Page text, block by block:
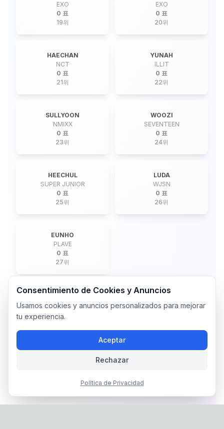
EXO
0 표
19위
EXO
0 표
20위
HAECHAN
NCT
0 표
21위
YUNAH
ILLIT
0 표
22위
SULLYOON
NMIXX
0 표
23위
WOOZI
SEVENTEEN
0 표
24위
HEECHUL
SUPER JUNIOR
0 표
25위
LUDA
WJSN
0 표
26위
EUNHO
PLAVE
0 표
27위
Consentimiento de Cookies y Anuncios
Usamos cookies y anuncios personalizados para mejorar
tu experiencia.
Aceptar
Rechazar
Política de Privacidad